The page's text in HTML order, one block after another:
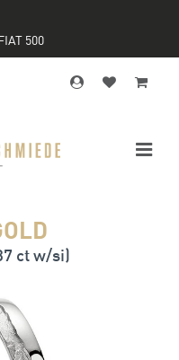
500
ct w/si)